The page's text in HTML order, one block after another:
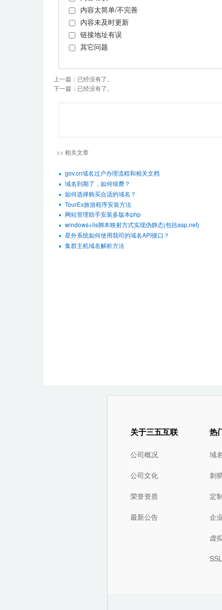
内容太简单/不完善
内容未及时更新
链接地址有误
其它问题
上一篇：已经没有了。
下一篇：已经没有了。
>> 相关文章
gov.cn域名过户办理流程和相关文档
域名到期了，如何续费？
如何选择购买合适的域名？
TourEx旅游程序安装方法
网站管理助手安装多版本php
windows+iis脚本映射方式实现伪静态(包括asp.net)
星外系统如何使用我司的域名API接口？
集群主机域名解析方法
关于三五互联
公司概况
公司文化
荣誉资质
最新公告
热
域
刺
定
企
虚